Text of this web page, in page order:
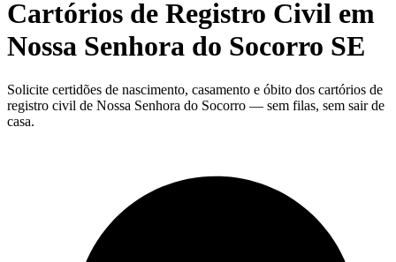
Cartórios de Registro Civil em
Nossa Senhora do Socorro SE
Solicite certidões de nascimento, casamento e óbito dos cartórios de
registro civil de Nossa Senhora do Socorro — sem filas, sem sair de
casa.